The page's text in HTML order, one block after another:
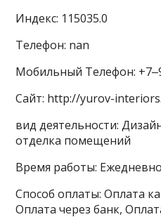
Индекс: 115035.0
Телефон: nan
Мобильный Телефон:
Сайт: http://yurov-
вид деятельности:
отделка помещений
Время работы: Ежедневно
Способ оплаты: Оплата
Оплата через банк,